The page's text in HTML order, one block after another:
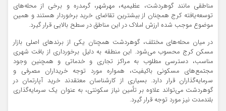
مناطقی مانند گوهردشت، عظیمیه، مهرشهر، گرمدره و برخی از محله‌های
توسعه‌یافته کرج همچنان از بیشترین تقاضای خرید برخوردار هستند و همین
موضوع موجب شده ارزش املاک در این مناطق در سطح بالایی قرار گیرد.
در میان محله‌های مختلف، گوهردشت همچنان یکی از برندهای اصلی بازار
مسکن کرج محسوب می‌شود. این منطقه به دلیل برخورداری از بافت شهری
مناسب، دسترسی مطلوب به مراکز تجاری و خدماتی و همچنین وجود
مجتمع‌های مسکونی باکیفیت، همواره مورد توجه خریداران مصرفی و
سرمایه‌گذاران قرار دارد. بسیاری از کارشناسان معتقدند خرید آپارتمان در
گوهردشت می‌تواند علاوه بر تأمین نیاز سکونتی، به عنوان یک سرمایه‌گذاری
بلندمدت نیز مورد توجه قرار گیرد.